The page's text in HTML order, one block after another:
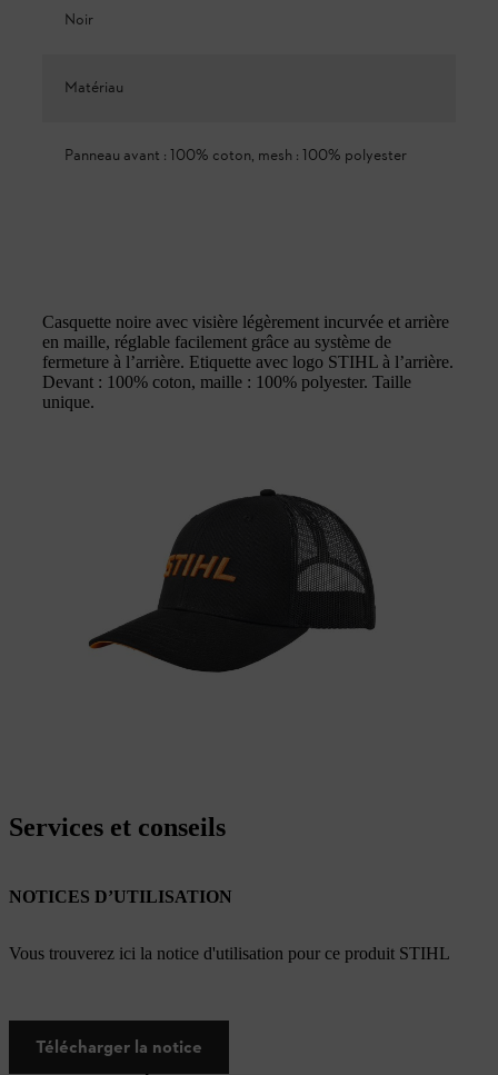
Noir
Matériau
Panneau avant : 100% coton, mesh : 100% polyester
Casquette noire avec visière légèrement incurvée et arrière
en maille, réglable facilement grâce au système de
fermeture à l’arrière. Etiquette avec logo STIHL à l’arrière.
Devant : 100% coton, maille : 100% polyester. Taille
unique.
Services et conseils
NOTICES D’UTILISATION
Vous trouverez ici la notice d'utilisation pour ce produit STIHL
Télécharger la notice